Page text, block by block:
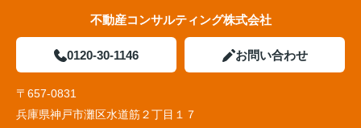
不動産コンサルティング株式会社
0120-30-1146 お問い合わせ
〒657-0831
兵庫県神戸市灘区水道筋２丁目１７